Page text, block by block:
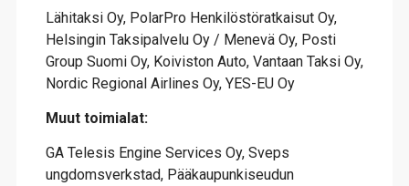
Lähitaksi Oy, PolarPro Henkilöstöratkaisut Oy,
Helsingin Taksipalvelu Oy / Menevä Oy, Posti
Group Suomi Oy, Koiviston Auto, Vantaan Taksi Oy,
Nordic Regional Airlines Oy, YES-EU Oy
Muut toimialat:
GA Telesis Engine Services Oy, Sveps
ungdomsverkstad, Pääkaupunkiseudun